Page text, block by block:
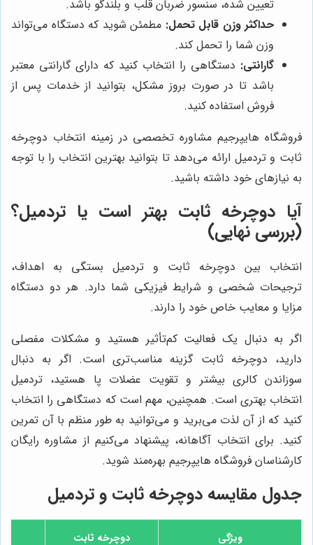
تعیین شده، سنسور ضربان قلب و بلندگو باشد.
حداکثر وزن قابل تحمل: مطمئن شوید که دستگاه می‌تواند
وزن شما را تحمل کند.
گارانتی: دستگاهی را انتخاب کنید که دارای گارانتی معتبر
باشد تا در صورت بروز مشکل، بتوانید از خدمات پس از
فروش استفاده کنید.
فروشگاه هایپرجیم مشاوره تخصصی در زمینه انتخاب دوچرخه
ثابت و تردمیل ارائه می‌دهد تا بتوانید بهترین انتخاب را با توجه
به نیازهای خود داشته باشید.
آیا دوچرخه ثابت بهتر است یا تردمیل؟
(بررسی نهایی)
انتخاب بین دوچرخه ثابت و تردمیل بستگی به اهداف،
ترجیحات شخصی و شرایط فیزیکی شما دارد. هر دو دستگاه
مزایا و معایب خاص خود را دارند.
اگر به دنبال یک فعالیت کم‌تأثیر هستید و مشکلات مفصلی
دارید، دوچرخه ثابت گزینه مناسب‌تری است. اگر به دنبال
سوزاندن کالری بیشتر و تقویت عضلات پا هستید، تردمیل
انتخاب بهتری است. همچنین، مهم است که دستگاهی را انتخاب
کنید که از آن لذت می‌برید و می‌توانید به طور منظم با آن تمرین
کنید. برای انتخاب آگاهانه، پیشنهاد می‌کنیم از مشاوره رایگان
کارشناسان فروشگاه هایپرجیم بهره‌مند شوید.
جدول مقایسه دوچرخه ثابت و تردمیل
ویژگی دوچرخه ثابت